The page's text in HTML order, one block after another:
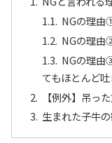
NGの理由
NGの理由
NGの理由
てもほとんど
【例外】吊っ
生まれた子牛